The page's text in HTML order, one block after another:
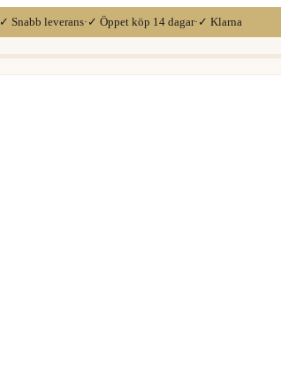
✓ Snabb leverans· ✓ Öppet köp 14 dagar· ✓ Klarna